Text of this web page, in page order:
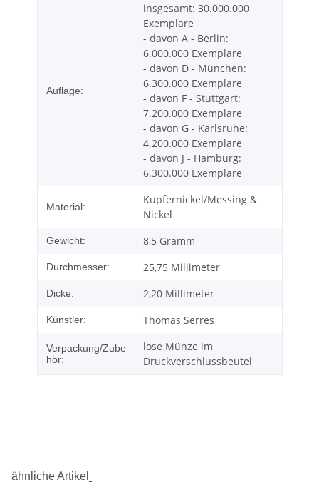
Auflage:
insgesamt: 30.000.000
Exemplare
- davon A - Berlin:
6.000.000 Exemplare
- davon D - München:
6.300.000 Exemplare
- davon F - Stuttgart:
7.200.000 Exemplare
- davon G - Karlsruhe:
4.200.000 Exemplare
- davon J - Hamburg:
6.300.000 Exemplare
Material:
Kupfernickel/Messing &
Nickel
Gewicht: 8,5 Gramm
Durchmesser: 25,75 Millimeter
Dicke: 2,20 Millimeter
Künstler: Thomas Serres
Verpackung/Zube
hör:
lose Münze im
Druckverschlussbeutel
ähnliche Artikel